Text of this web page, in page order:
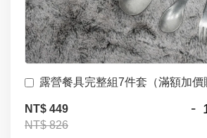
露營餐具完整組7件套（滿額加價
NT$ 449
NT$ 826
-